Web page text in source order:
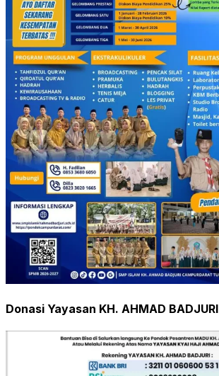
Donasi Yayasan KH. AHMAD BADJURI